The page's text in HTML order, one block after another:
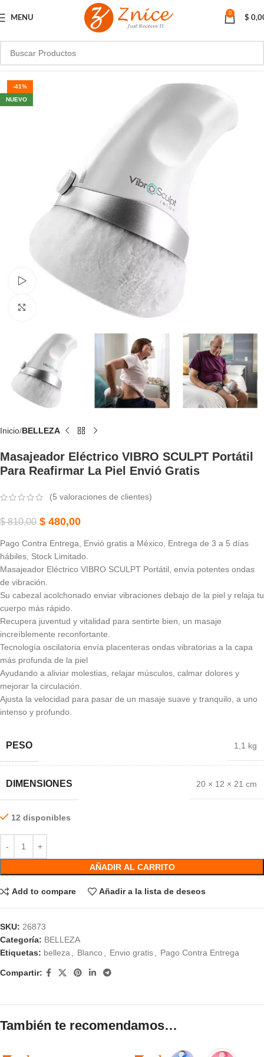
MENU
0
$
-41%
NUEVO
Watch video
Inicio BELLEZA
Masajeador Eléctrico VIBRO SCULPT Portátil
Para Reafirmar La Piel Envió Gratis
(5 valoraciones de clientes)
$810,00 $ 480,00
Pago Contra Entrega, Envió gratis a México, Entrega de 3 a 5 días
hábiles, Stock Limitado.
Masajeador Eléctrico VIBRO SCULPT Portátil, envía potentes ondas
de vibración.
Su cabezal acolchonado enviar vibraciones debajo de la piel y relaja tu
cuerpo más rápido.
Recupera juventud y vitalidad para sentirte bien, un masaje
increíblemente reconfortante.
Tecnología oscilatoria envía placenteras ondas vibratorias a la capa
más profunda de la piel
Ayudando a aliviar molestias, relajar músculos, calmar dolores y
mejorar la circulación.
Ajusta la velocidad para pasar de un masaje suave y tranquilo, a uno
intenso y profundo.
PESO 1,1 kg
DIMENSIONES 20 × 12 × 21 cm
12 disponibles
AÑADIR AL CARRITO
Add to compare Añadir a la lista de deseos
SKU: 26873
Categoría: BELLEZA
Etiquetas: belleza Blanco Envio gratis Pago Contra Entrega
Compartir:
También te recomendamos…